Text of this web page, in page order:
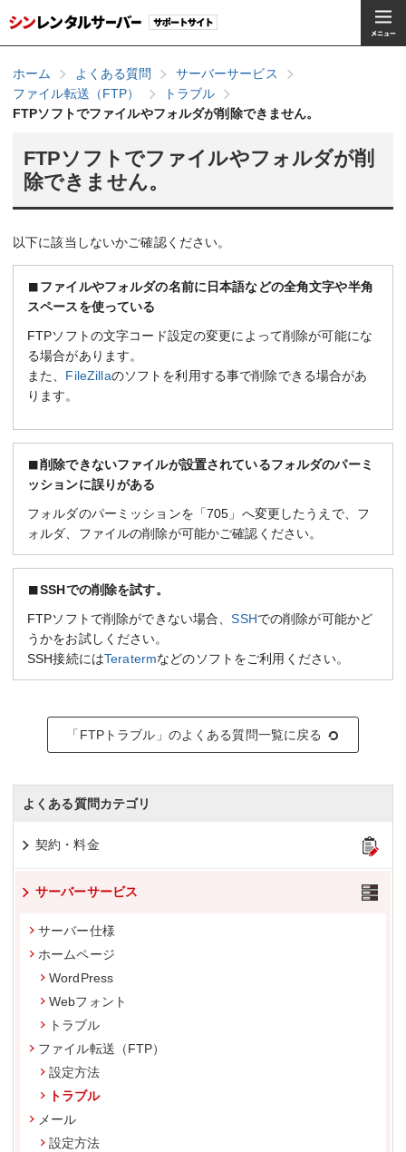
ホーム よくある質問
サーバーサービス
ファイル転送（FTP）
トラブル
FTPソフトでファイルやフォルダが削除できません。
FTPソフトでファイルやフォルダが削
除できません。
以下に該当しないかご確認ください。
ファイルやフォルダの名前に日本語などの全角文字や半角
スペースを使っている
FTPソフトの文字コード設定の変更によって削除が可能にな
る場合があります。
また、 FileZillaのソフトを利用する事で削除できる場合があ
ります。
削除できないファイルが設置されているフォルダのパーミ
ッションに誤りがある
フォルダのパーミッションを「705」へ変更したうえで、フ
ォルダ、ファイルの削除が可能かご確認ください。
SSHでの削除を試す。
FTPソフトで削除ができない場合、SSHでの削除が可能かど
うかをお試しください。
SSH接続にはTeratermなどのソフトをご利用ください。
「FTPトラブル」のよくある質問一覧に戻る
よくある質問カテゴリ
契約・料金
サーバーサービス
サーバー仕様
ホームページ
WordPress
Webフォント
トラブル
ファイル転送（FTP）
設定方法
トラブル
メール
設定方法